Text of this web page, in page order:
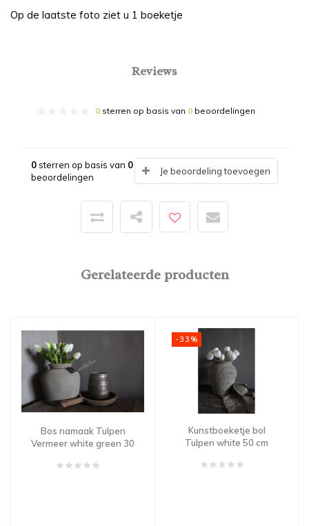
Op de laatste foto ziet u 1 boeketje
Reviews
0 sterren op basis van 0 beoordelingen
0sterren op basis van 0
beoordelingen
Je beoordeling toevoegen
Gerelateerde producten
Bos namaak Tulpen
Vermeer white green 30
-33%
Kunstboeketje bol
Tulpen white 50 cm